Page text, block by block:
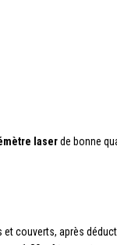
laserde bonne
et couverts, après